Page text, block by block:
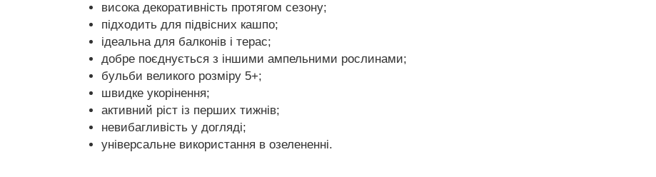
висока декоративність протягом сезону;
підходить для підвісних кашпо;
ідеальна для балконів і терас;
добре поєднується з іншими ампельними рослинами;
бульби великого розміру 5+;
швидке укорінення;
активний ріст із перших тижнів;
невибагливість у догляді;
універсальне використання в озелененні.